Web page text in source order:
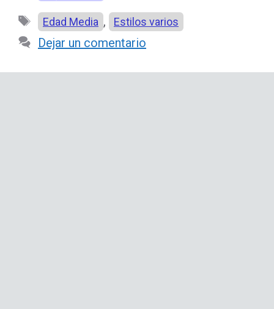
Etiquetas
Edad Media , Estilos varios
Dejar un comentario